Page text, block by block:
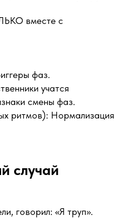
вместе с
фаз.
учатся
смены фаз.
ритмов): Нормализация
случай
говорил: «Я труп».